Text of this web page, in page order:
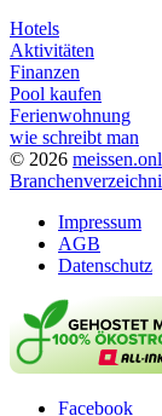
Hotels
Aktivitäten
Finanzen
Pool kaufen
Ferienwohnung
wie schreibt man
© 2026
Impressum
AGB
Datenschutz
Facebook